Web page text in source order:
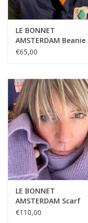
LE BONNET
AMSTERDAM Beanie
Royal Azure
€65,00
LE BONNET
AMSTERDAM Scarf
Lavender
€110,00